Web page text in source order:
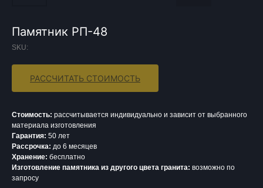
Памятник РП-48
SKU:
РАССЧИТАТЬ СТОИМОСТЬ
Стоимость: рассчитывается индивидуально и зависит от выбранного
материала изготовления
Гарантия: 50 лет
Рассрочка: до 6 месяцев
Хранение: бесплатно
Изготовление памятника из другого цвета гранита: возможно по
запросу